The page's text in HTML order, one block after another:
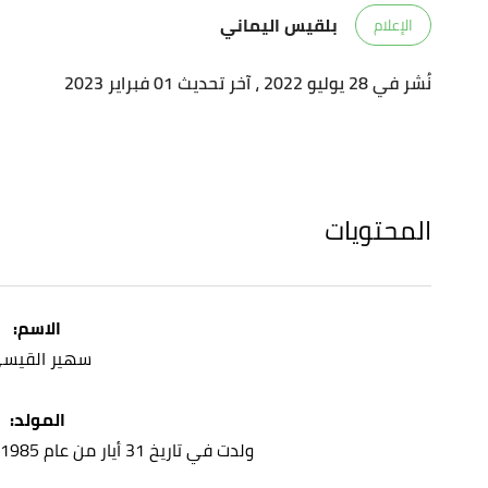
الإعلام
بلقيس اليماني
نُشر في 28 يوليو 2022
، آخر تحديث 01 فبراير 2023
المحتويات
الاسم:
سهير
المولد:
ولدت في تاريخ 31 أيار من عام 1985 م، في بغداد في العراق.